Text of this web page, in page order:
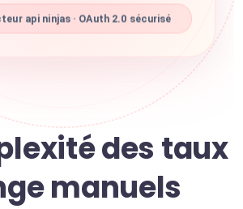
api ninjas · OAuth 2.0 sécurisé
des taux
manuels